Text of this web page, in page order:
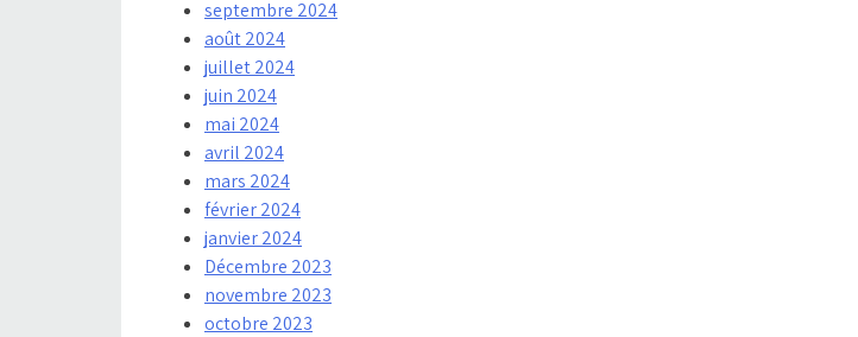
septembre 2024
août 2024
juillet 2024
juin 2024
mai 2024
avril 2024
mars 2024
février 2024
janvier 2024
Décembre 2023
novembre 2023
octobre 2023